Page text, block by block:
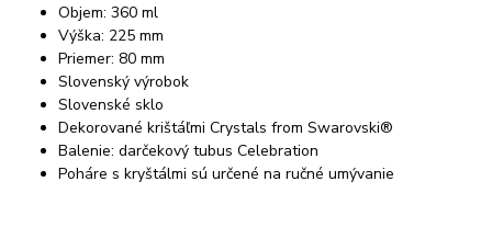
Objem: 360 ml
Výška: 225 mm
Priemer: 80 mm
Slovenský výrobok
Slovenské sklo
Dekorované krištáľmi Crystals from Swarovski®
Balenie: darčekový tubus Celebration
Poháre s kryštálmi sú určené na ručné umývanie